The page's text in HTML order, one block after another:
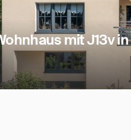
mit J13v